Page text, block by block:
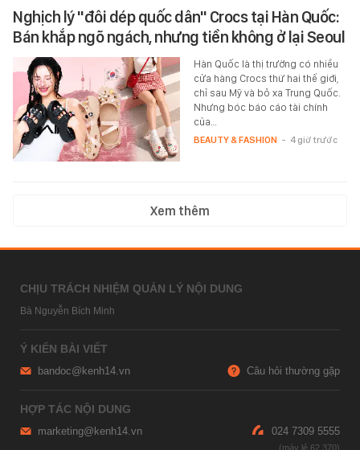
Nghịch lý "đôi dép quốc dân" Crocs tại Hàn Quốc:
Bán khắp ngõ ngách, nhưng tiền không ở lại Seoul
Hàn Quốc là thị trường có nhiều
cửa hàng Crocs thứ hai thế giới,
chỉ sau Mỹ và bỏ xa Trung Quốc.
Nhưng bóc báo cáo tài chính
của…
BEAUTY & FASHION - 4 giờ trước
Xem thêm
CHỊU TRÁCH NHIỆM QUẢN LÝ NỘI DUNG
Bà Nguyễn Bích Minh
Ý KIẾN BÀI VIẾT
bandoc@kenh14.vn Câu hỏi thường gặp
HỢP TÁC NỘI DUNG
marketing@kenh14.vn 024 7309 5555